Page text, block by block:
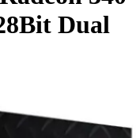
Dual